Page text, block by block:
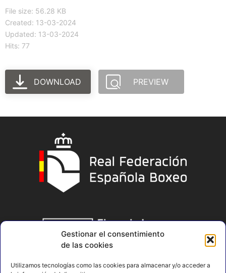
Gestionar el consentimiento
de las cookies
Utilizamos tecnologías como las cookies para almacenar y/o acceder a
File size: 56.28 KB
Created: 13-03-2024
Updated: 13-03-2024
Hits: 77
DOWNLOAD PREVIEW